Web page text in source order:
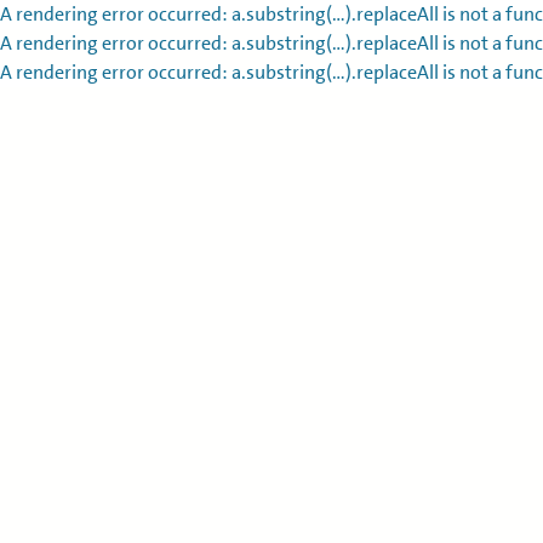
A rendering error occurred:a.substring(...).replaceAll is not a
A rendering error occurred:a.substring(...).replaceAll is not a
A rendering error occurred:a.substring(...).replaceAll is not a